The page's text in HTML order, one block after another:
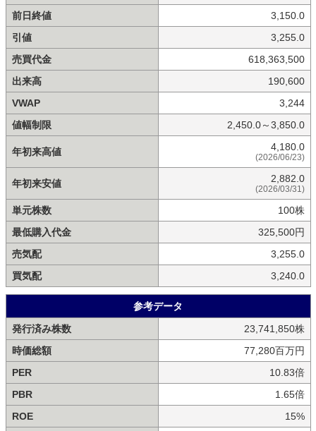
前日終値
3,150.0
引値
3,255.0
売買代金
618,363,500
出来高
190,600
VWAP
3,244
値幅制限
2,450.0～3,850.0
年初来高値 4,180.0
(2026/06/23)
年初来安値 2,882.0
(2026/03/31)
単元株数
100株
最低購入代金
325,500円
売気配
3,255.0
買気配
3,240.0
参考データ
発行済み株数
23,741,850株
時価総額
77,280百万円
PER
10.83倍
PBR
1.65倍
ROE
15%